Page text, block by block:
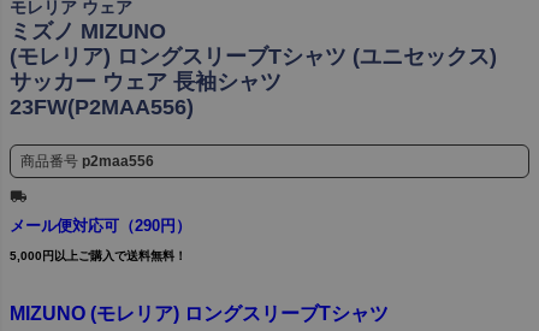
モレリア ウェア
ミズノ MIZUNO
(モレリア) ロングスリーブTシャツ (ユニセックス)
サッカー ウェア 長袖シャツ
23FW(P2MAA556)
商品番号 p2maa556
メール便対応可（290円）
5,000円以上ご購入で送料無料！
MIZUNO (モレリア) ロングスリーブTシャツ